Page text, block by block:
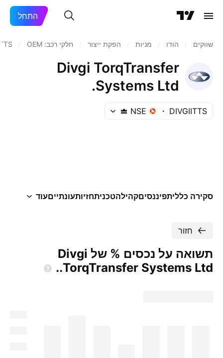
התחל
שווקים הודו‏ מניות‏ הפקת ייצור חלקי רכב: OEM
Divgi TorqTransfer
Systems Ltd.
DIVGIITTS
NSE
סקירה כלליתפיננסיםקהילהטכניתחזיותעונתייםעוד
חזור
תשואה על נכסים % של Divgi
TorqTransfer Systems Ltd..